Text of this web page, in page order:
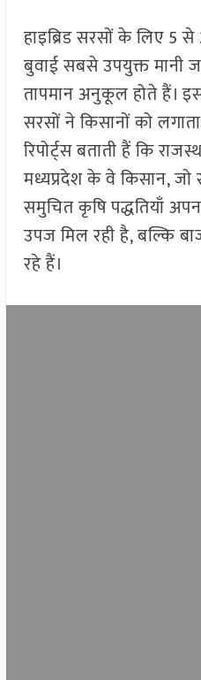
हाइब्रिड सरसों के लिए 5
बुवाई सबसे उपयुक्त मानी
तापमान अनुकूल होते हैं।
सरसों ने किसानों को
रिपोर्ट्स बताती हैं कि
मध्यप्रदेश के वे किसान,
समुचित कृषि पद्धतियाँ
उपज मिल रही है, बल्कि
रहे हैं।